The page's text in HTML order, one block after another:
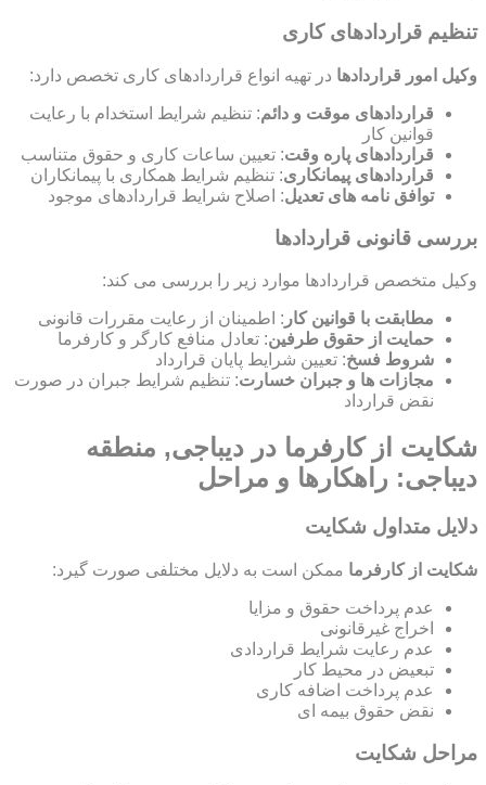
تنظیم قراردادهای کاری
وکیل امور قراردادها در تهیه انواع قراردادهای کاری تخصص دارد:
قراردادهای موقت و دائم: تنظیم شرایط استخدام با رعایت
قوانین کار
قراردادهای پاره وقت: تعیین ساعات کاری و حقوق متناسب
قراردادهای پیمانکاری: تنظیم شرایط همکاری با پیمانکاران
توافق نامه های تعدیل: اصلاح شرایط قراردادهای موجود
بررسی قانونی قراردادها
وکیل متخصص قراردادها موارد زیر را بررسی می کند:
مطابقت با قوانین کار : اطمینان از رعایت مقررات قانونی
حمایت از حقوق طرفین: تعادل منافع کارگر و کارفرما
شروط فسخ: تعیین شرایط پایان قرارداد
مجازات ها و جبران خسارت: تنظیم شرایط جبران در صورت
نقض قرارداد
شکایت از کارفرما در دیباجی, منطقه
دیباجی: راهکارها و مراحل
دلایل متداول شکایت
شکایت از کارفرما ممکن است به دلایل مختلفی صورت گیرد:
عدم پرداخت حقوق و مزایا
اخراج غیرقانونی
عدم رعایت شرایط قراردادی
تبعیض در محیط کار
عدم پرداخت اضافه کاری
نقض حقوق بیمه ای
مراحل شکایت